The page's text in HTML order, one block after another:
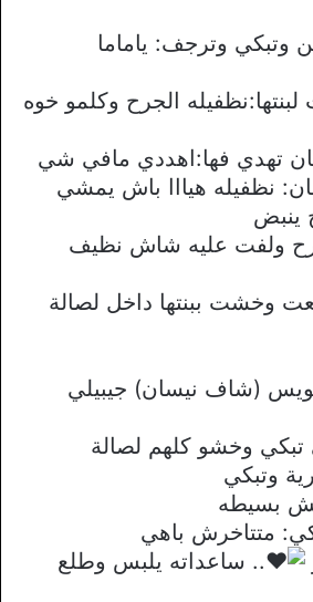
وتبكي وترجف: ياماما
الجرح وكلمو خوه
تهدي فها:اهددي مافي شي
نظفيله هيااا باش يمشي
ولفت عليه شاش نظيف
وخشت ببنتها داخل لصالة
(شاف نيسان) جيبيلي
وخشو كلهم لصالة
وتبكي
بسيطه
متتاخرش باهي
.. ساعداته يلبس وطلع